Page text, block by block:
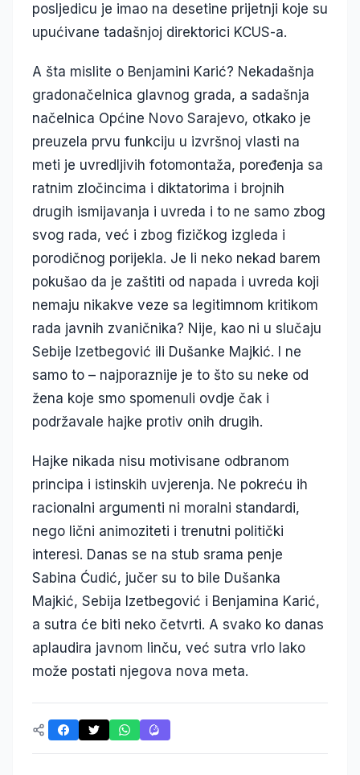
posljedicu je imao na desetine prijetnji koje su
upućivane tadašnjoj direktorici KCUS-a.
A šta mislite o Benjamini Karić? Nekadašnja
gradonačelnica glavnog grada, a sadašnja
načelnica Općine Novo Sarajevo, otkako je
preuzela prvu funkciju u izvršnoj vlasti na
meti je uvredljivih fotomontaža, poređenja sa
ratnim zločincima i diktatorima i brojnih
drugih ismijavanja i uvreda i to ne samo zbog
svog rada, već i zbog fizičkog izgleda i
porodičnog porijekla. Je li neko nekad barem
pokušao da je zaštiti od napada i uvreda koji
nemaju nikakve veze sa legitimnom kritikom
rada javnih zvaničnika? Nije, kao ni u slučaju
Sebije Izetbegović ili Dušanke Majkić. I ne
samo to – najporaznije je to što su neke od
žena koje smo spomenuli ovdje čak i
podržavale hajke protiv onih drugih.
Hajke nikada nisu motivisane odbranom
principa i istinskih uvjerenja. Ne pokreću ih
racionalni argumenti ni moralni standardi,
nego lični animoziteti i trenutni politički
interesi. Danas se na stub srama penje
Sabina Ćudić, jučer su to bile Dušanka
Majkić, Sebija Izetbegović i Benjamina Karić,
a sutra će biti neko četvrti. A svako ko danas
aplaudira javnom linču, već sutra vrlo lako
može postati njegova nova meta.